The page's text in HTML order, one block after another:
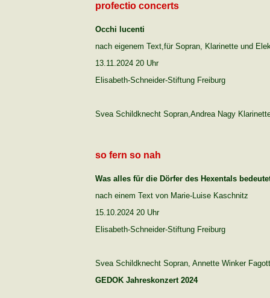
profectio concerts
Occhi lucenti
nach eigenem Text,für Sopran, Klarinette und
13.11.2024 20 Uhr
Elisabeth-Schneider-Stiftung Freiburg
Svea Schildknecht Sopran,Andrea Nagy
so fern so nah
Was alles für die Dörfer des Hexentals
nach einem Text von Marie-Luise Kaschnitz
15.10.2024 20 Uhr
Elisabeth-Schneider-Stiftung Freiburg
Svea Schildknecht Sopran, Annette Winker
GEDOK Jahreskonzert 2024